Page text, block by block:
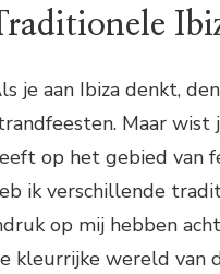
je aan Ibiza denkt,
Maar
op het gebied van
ik verschillende
op mij hebben
kleurrijke wereld van